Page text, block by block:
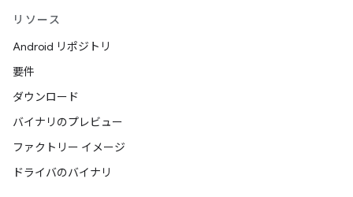
リソース
Android リポジトリ
要件
ダウンロード
バイナリのプレビュー
ファクトリー イメージ
ドライバのバイナリ